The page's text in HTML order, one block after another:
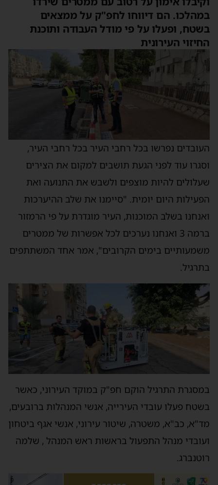
במהלכו. הם דיווחו לחפ"ק על ממצאים
בשטח, ופעלו על פי מודל העבודה ותוכנת
החיזוי העירונית
העובדים נפרשו בכל רחבי העיר בכל רחבי העיר,
וסגרו עוד לפני הגעת תושבים למקום את הצירים
שעלולים להיות מוצפים ולשבש את התנועה ואת
הפעילות היום יומית. "סיימנו את שלב ההיערכות
ואנחנו בשלב המוכנות, העיר מוגדרת על פי הרמזור
ברמה 3 ואנחנו נערכים לכל אפשרות של ממטרים
משמעותיים בימים הקרובים", אמר אחד המשתתפים
בתרגיל.
במסגרת התרגיל הוקם חפ"ק במוקד העירוני, כאשר
בשטח פעלו עובדי העירייה, אנשי המנהלות ברובעים,
מד"א, כב"א, משטרה, שיטור עירוני, אנשי אגף ביטחון
ועובדי מנהל התפעול בראשות ראש המנהל , שלמה
רוטנברג.